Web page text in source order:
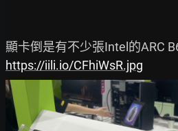
https://iili.io/CFhiWsR.jpg